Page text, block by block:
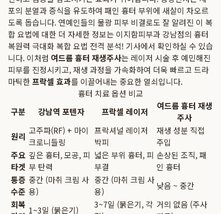
포의 분열과 증식을 유도하여 패인 흉터 부위에 새살이 차오르
도록 돕습니다. 연예인들의 물광 피부 비결로도 잘 알려진 이 복
합 요법에 대한 더 자세한 정보는 이지함피부과 강남점의 흉터
복원력 극대화 복합 요법 전격 분석! 기사에서 확인하실 수 있습
니다. 이처럼 여드름 흉터 재생주사는 레이저 시술 후 예민해진
피부를 진정시키고, 재생 과정을 가속화하여 더욱 빠르고 드라
마틱한프락셀 효과를 이끌어내는 중요한 열쇠입니다.
흉터 치료 옵션 비교
구분
강남역 포텐자 프락셀 레이저
여드름 흉터 재생
주사
원리 고주파(RF) + 마이
크로니들링
프락셔널 레이저
박피
재생 성분 직접
주입
주요
타겟
깊은 흉터, 모공, 피
부 탄력
넓은 부위 흉터, 피
부결
손상된 조직, 패
인 흉터
통증
수준
중간 (마취 크림 사
용)
중간 (마취 크림 사
용)
낮음 ~ 중간
회복 1~3일 (붉은기)
3~7일 (붉은기, 각 거의 없음 (주사